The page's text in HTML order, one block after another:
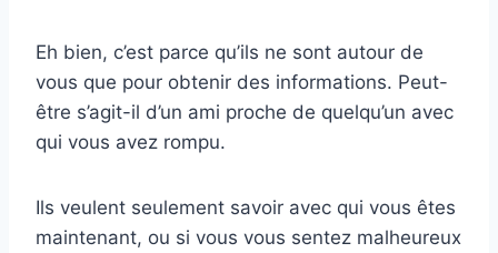
Eh bien, c’est parce qu’ils ne sont autour de
vous que pour obtenir des informations. Peut-
être s’agit-il d’un ami proche de quelqu’un avec
qui vous avez rompu.
Ils veulent seulement savoir avec qui vous êtes
maintenant, ou si vous vous sentez malheureux